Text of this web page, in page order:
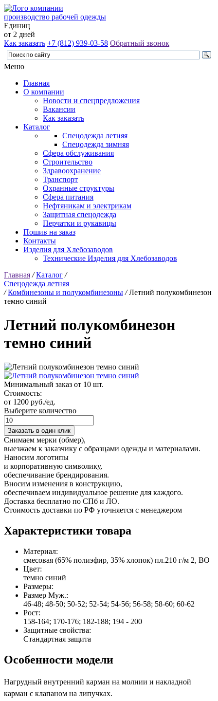
производство рабочей одежды
Единиц
от 2 дней
Как заказать +7 (812) 939-03-58 Обратный звонок
Меню
Главная
О компании
Новости и спецпредложения
Вакансии
Как заказать
Каталог
Спецодежда летняя
Спецодежда зимняя
Сфера обслуживания
Строительство
Здравоохранение
Транспорт
Охранные структуры
Сфера питания
Нефтяникам и электрикам
Защитная спецодежда
Перчатки и рукавицы
Пошив на заказ
Контакты
Изделия для Хлебозаводов
Технические Изделия для Хлебозаводов
Главная /Каталог /
Спецодежда летняя
/Комбинезоны и полукомбинезоны /Летний полукомбинезон
темно синий
Летний полукомбинезон
темно синий
Минимальный заказ от 10 шт.
Стоимость:
от 1200 руб./ед.
Выберите количество
Заказать в один клик
Снимаем мерки (обмер),
выезжаем к заказчику с образцами одежды и материалами.
Наносим логотипы
и корпоративную символику,
обеспечивание брендирования.
Вносим изменения в конструкцию,
обеспечиваем индивидуальное решение для каждого.
Доставка бесплатно по СПб и ЛО.
Стоимость доставки по РФ уточняется с менеджером
Характеристики товара
Материал:
смесовая (65% полиэфир, 35% хлопок) пл.210 г/м 2, ВО
Цвет:
темно синий
Размеры:
Размер Муж.:
46-48; 48-50; 50-52; 52-54; 54-56; 56-58; 58-60; 60-62
Рост:
158-164; 170-176; 182-188; 194 - 200
Защитные свойства:
Стандартная защита
Особенности модели
Нагрудный внутренний карман на молнии и накладной
карман с клапаном на липучках.